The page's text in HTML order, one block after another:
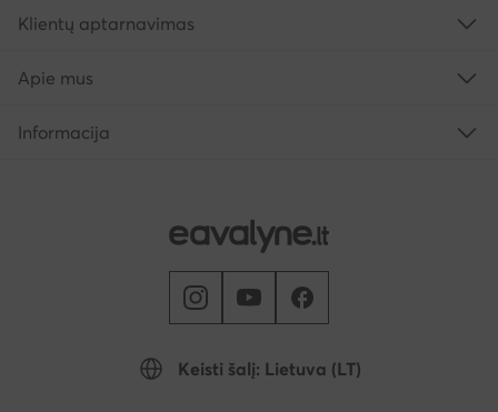
Keisti šalį: Lietuva (LT)
Klientų aptarnavimas
Apie mus
Informacija